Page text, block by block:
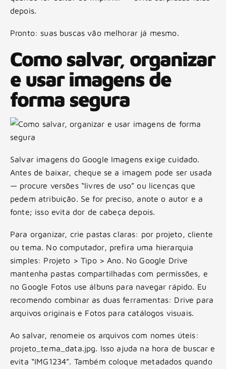
depois.
Pronto: suas buscas vão melhorar já mesmo.
Como salvar, organizar
e usar imagens de
forma segura
Salvar imagens do Google Imagens exige cuidado.
Antes de baixar, cheque se a imagem pode ser usada
— procure versões “livres de uso” ou licenças que
pedem atribuição. Se for preciso, anote o autor e a
fonte; isso evita dor de cabeça depois.
Para organizar, crie pastas claras: por projeto, cliente
ou tema. No computador, prefira uma hierarquia
simples: Projeto > Tipo > Ano. No Google Drive
mantenha pastas compartilhadas com permissões, e
no Google Fotos use álbuns para navegar rápido. Eu
recomendo combinar as duas ferramentas: Drive para
arquivos originais e Fotos para catálogos visuais.
Ao salvar, renomeie os arquivos com nomes úteis:
projeto_tema_data.jpg. Isso ajuda na hora de buscar e
evita “IMG1234”. Também coloque metadados quando